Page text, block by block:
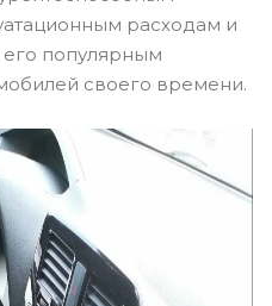
расходам и
его популярным
своего времени.